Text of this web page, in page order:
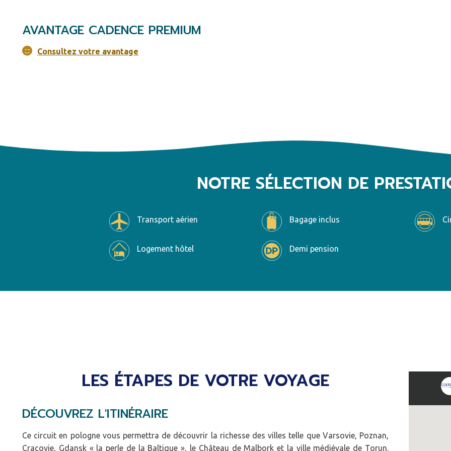
AVANTAGE CADENCE PREMIUM
Consultez votre avantage
NOTRE SÉLECTION DE
Transport aérien Bagage inclus
Logement hôtel Demi pension
LES ÉTAPES DE VOTRE VOYAGE
DÉCOUVREZ L'ITINÉRAIRE
Ce circuit en pologne vous permettra de découvrir la richesse des villes telle que Varsovie, Poznan,
Cracovie, Gdansk « la perle de la Baltique », le Château de Malbork et la ville médiévale de Torun.